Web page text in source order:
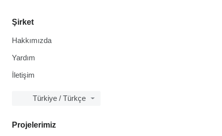
Şirket
Hakkımızda
Yardım
İletişim
Türkiye / Türkçe
Projelerimiz